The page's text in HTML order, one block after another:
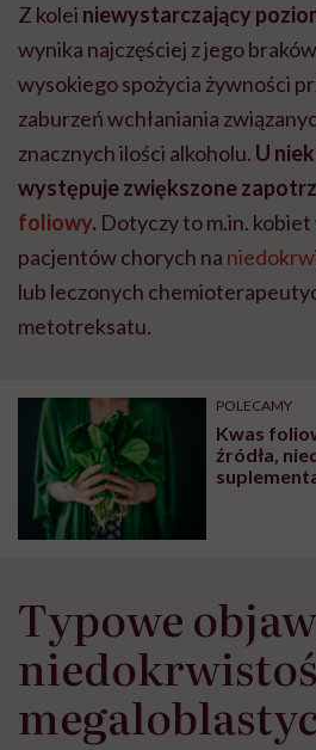
Z kolei niewystarczający
wynika najczęściej z jego
wysokiego spożycia żywności
zaburzeń wchłaniania
znacznych ilości alkoholu. U
występuje zwiększone
foliowy. Dotyczy to m.in. kobiet
pacjentów chorych na
lub leczonych
metotreksatu.
POLECAMY
Kwas
źródła,
Typowe